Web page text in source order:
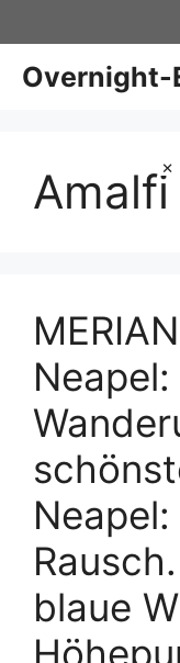
×
Inhalt
springen
Overnight-
Amalfi
blaue